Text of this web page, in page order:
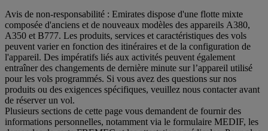
Avis de non-responsabilité : Emirates dispose d'une flotte mixte
composée d'anciens et de nouveaux modèles des appareils A380,
A350 et B777. Les produits, services et caractéristiques des vols
peuvent varier en fonction des itinéraires et de la configuration de
l'appareil. Des impératifs liés aux activités peuvent également
entraîner des changements de dernière minute sur l’appareil utilisé
pour les vols programmés. Si vous avez des questions sur nos
produits ou des exigences spécifiques, veuillez nous contacter avant
de réserver un vol.
Plusieurs sections de cette page vous demandent de fournir des
informations personnelles, notamment via le formulaire MEDIF, les